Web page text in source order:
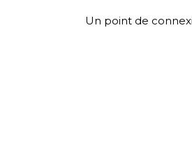
Un point de